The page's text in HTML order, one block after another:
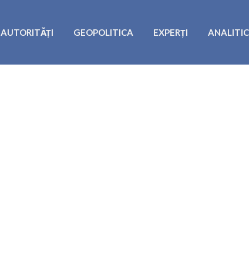
AUTORITĂȚI GEOPOLITICA EXPERȚI